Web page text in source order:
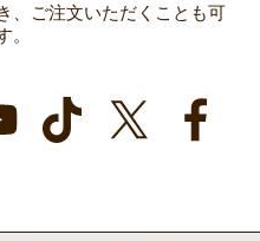
、ご注文いただくことも可
。